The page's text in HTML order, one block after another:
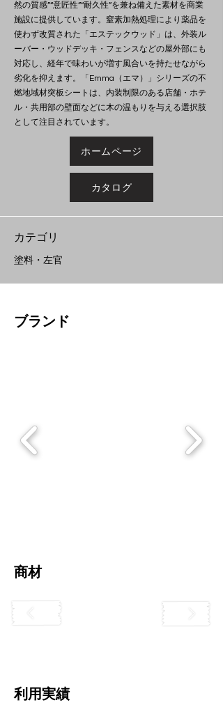
然の質感”“意匠性”“耐久性”を兼ね備えた素材を商業
施設に提供しています。窒素加熱処理により薬品を
使わず改質された「エステックウッド」は、外装ル
ーバー・ウッドデッキ・フェンスなどの屋外部にも
対応し、経年で味わいが増す風合いを持たせながら
劣化を抑えます。「Emma（エマ）」シリーズの不
燃地域材突板シートは、内装制限のある店舗・ホテ
ル・共用部の壁面などに木の温もりを与える選択肢
として注目されています。
ホームページ
カタログ
​カテゴリ
塗料・左官
ブランド
​商材
利用実績